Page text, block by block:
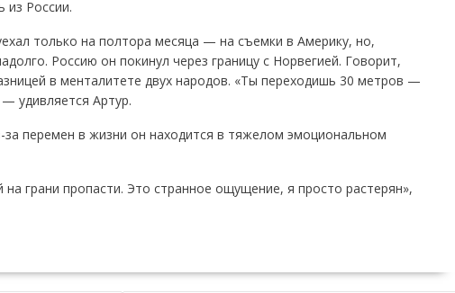
из России.
только на полтора месяца — на съемки в Америку, но,
Россию он покинул через границу с Норвегией. Говорит,
в менталитете двух народов. «Ты переходишь 30 метров —
удивляется Артур.
перемен в жизни он находится в тяжелом эмоциональном
грани пропасти. Это странное ощущение, я просто растерян»,